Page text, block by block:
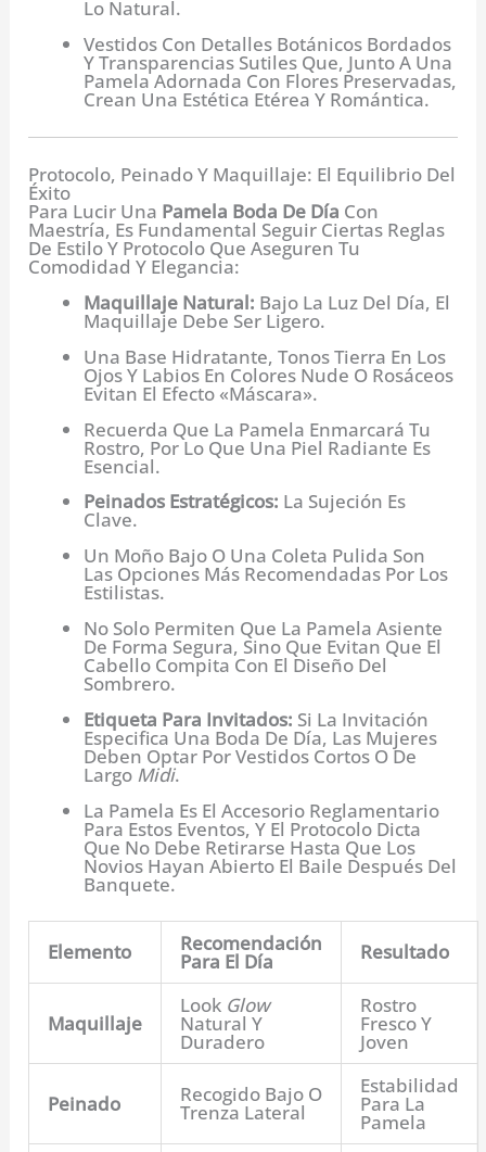
Lo Natural.
Vestidos Con Detalles Botánicos Bordados
Y Transparencias Sutiles Que, Junto A Una
Pamela Adornada Con Flores Preservadas,
Crean Una Estética Etérea Y Romántica.
Protocolo, Peinado Y Maquillaje: El Equilibrio Del
Éxito
Para Lucir Una Pamela Boda De Día Con
Maestría, Es Fundamental Seguir Ciertas Reglas
De Estilo Y Protocolo Que Aseguren Tu
Comodidad Y Elegancia:
Maquillaje Natural: Bajo La Luz Del Día, El
Maquillaje Debe Ser Ligero.
Una Base Hidratante, Tonos Tierra En Los
Ojos Y Labios En Colores Nude O Rosáceos
Evitan El Efecto «máscara».
Recuerda Que La Pamela Enmarcará Tu
Rostro, Por Lo Que Una Piel Radiante Es
Esencial.
Peinados Estratégicos: La Sujeción Es
Clave.
Un Moño Bajo O Una Coleta Pulida Son
Las Opciones Más Recomendadas Por Los
Estilistas.
No Solo Permiten Que La Pamela Asiente
De Forma Segura, Sino Que Evitan Que El
Cabello Compita Con El Diseño Del
Sombrero.
Etiqueta Para Invitados: Si La Invitación
Especifica Una Boda De Día, Las Mujeres
Deben Optar Por Vestidos Cortos O De
Largo Midi.
La Pamela Es El Accesorio Reglamentario
Para Estos Eventos, Y El Protocolo Dicta
Que No Debe Retirarse Hasta Que Los
Novios Hayan Abierto El Baile Después Del
Banquete.
Elemento Recomendación
Para El Día Resultado
Maquillaje
Look Glow
Natural Y
Duradero
Rostro
Fresco Y
Joven
Peinado Recogido Bajo O
Trenza Lateral
Estabilidad
Para La
Pamela